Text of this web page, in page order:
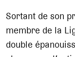
Sortant de son
membre de la
double